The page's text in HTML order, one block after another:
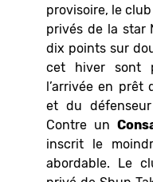
provisoire, le
privés de la star
dix points sur
cet hiver sont
l’arrivée en prêt
et du défenseur
Contre un
inscrit le
abordable. Le